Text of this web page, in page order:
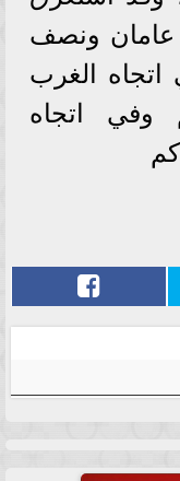
عامان ونصف
في اتجاه الغرب
2800 كم وفي اتجاه